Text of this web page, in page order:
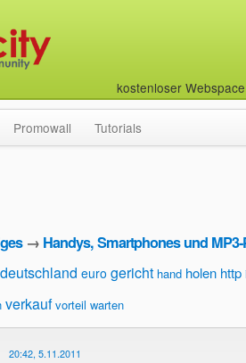
kostenloser Webspace
Promowall Tutorials
→ Handys, Smartphones und
deutschland euro gericht hand holen http
verkauf vorteil warten
20:42, 5.11.2011